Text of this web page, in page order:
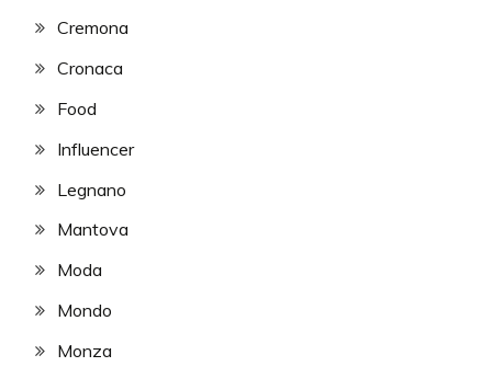
Cremona
Cronaca
Food
Influencer
Legnano
Mantova
Moda
Mondo
Monza